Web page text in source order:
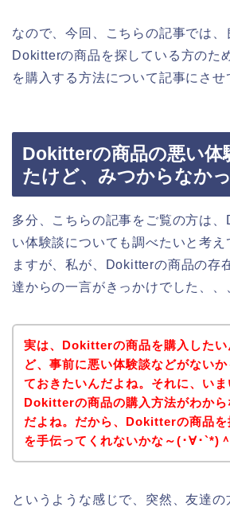
なので、今回、こちらの記事では
Dokitterの商品を探している方のた
を購入する方法について記事にさせ
Dokitterの商品の悪い体
たけど、みつからなか
多分、こちらの記事をご覧の方は
い体験談についても調べたいと考え
ますが、私が、Dokitterの商品の存
達からの一言がきっかけでした、、
実は、Dokitterの商品を購入したい
ど、事前に悪い体験談などがない
ておきたいんだよね。それに、いま
Dokitterの商品の購入方法がわから
だよね。だから、Dokitterの商品を
を手伝ってくれないかな～(･∀･`*)
というような感じで、突然、友達